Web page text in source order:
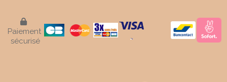

Paiement
sécurisé